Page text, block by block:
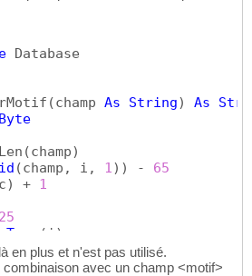
(champ As String) As
Byte
(champ)
(champ, i, 1) ) - 65
c) + 1
25
To ( i )
+ Chr
( i + 65 )
en plus et n'est pas utilisé.
combinaison avec un champ <motif>